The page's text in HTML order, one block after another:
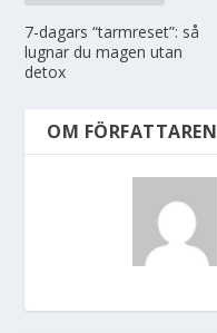
7-dagars “tarmreset”: så
lugnar du magen utan
detox
OM FÖRFATTAREN